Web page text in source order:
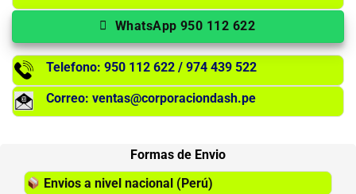
WhatsApp 950 112 622
Telefono: 950 112 622 / 974 439 522
Correo: ventas@corporaciondash.pe
Formas de Envio
Envios a nivel nacional (Perú)